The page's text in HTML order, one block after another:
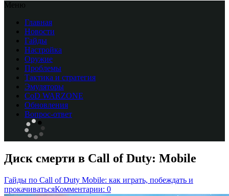
Меню
Главная
Новости
Гайды
Настройка
Оружие
Проблемы
Тактика и стратегия
Эмуляторы
CоD WARZONE
Обновления
Вопрос-ответ
Диск смерти в Call of Duty: Mobile
Гайды по Call of Duty Mobile: как играть, побеждать и
прокачиватьсяКомментарии: 0